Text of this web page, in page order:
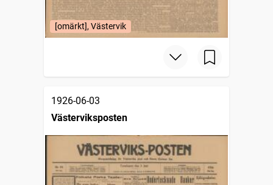
[omärkt], Västervik
1926-06-03
Västerviksposten